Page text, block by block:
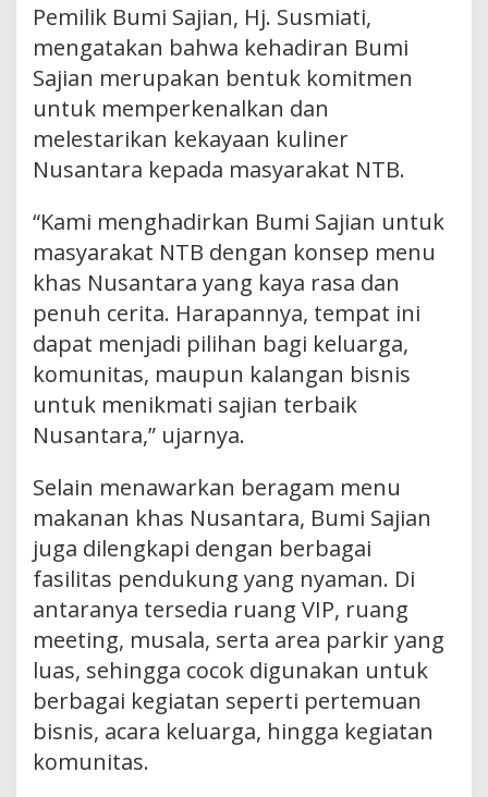
Pemilik Bumi Sajian, Hj. Susmiati,
mengatakan bahwa kehadiran Bumi
Sajian merupakan bentuk komitmen
untuk memperkenalkan dan
melestarikan kekayaan kuliner
Nusantara kepada masyarakat NTB.
“Kami menghadirkan Bumi Sajian untuk
masyarakat NTB dengan konsep menu
khas Nusantara yang kaya rasa dan
penuh cerita. Harapannya, tempat ini
dapat menjadi pilihan bagi keluarga,
komunitas, maupun kalangan bisnis
untuk menikmati sajian terbaik
Nusantara,” ujarnya.
Selain menawarkan beragam menu
makanan khas Nusantara, Bumi Sajian
juga dilengkapi dengan berbagai
fasilitas pendukung yang nyaman. Di
antaranya tersedia ruang VIP, ruang
meeting, musala, serta area parkir yang
luas, sehingga cocok digunakan untuk
berbagai kegiatan seperti pertemuan
bisnis, acara keluarga, hingga kegiatan
komunitas.